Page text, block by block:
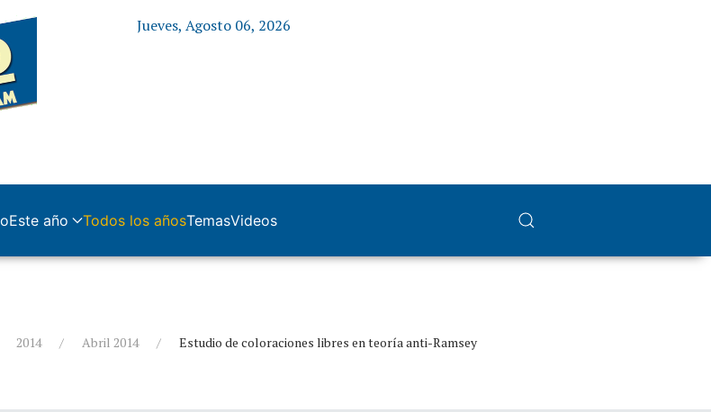
Jueves, Agosto 06, 2026
Este año Todos los añosTemasVideos
2014 Abril 2014 Estudio de coloraciones libres en teoría anti-Ramsey